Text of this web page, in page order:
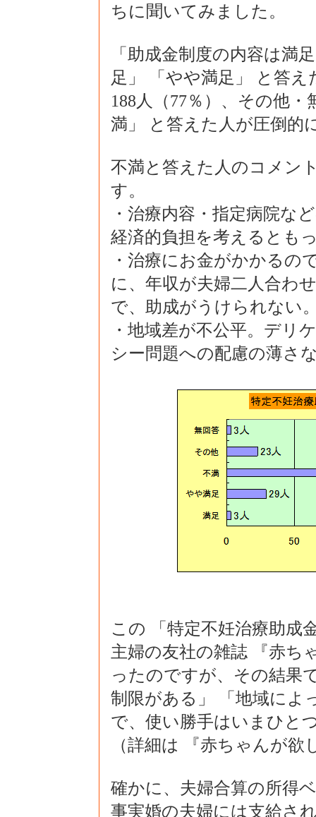
ちに聞いてみました。
「助成金制度の内容は満
足」 「やや満足」 と答え
188人（77％）、その他
満」 と答えた人が圧倒的
不満と答えた人のコメン
す。
・治療内容・指定病院な
経済的負担を考えるとも
・治療にお金がかかるの
に、年収が夫婦二人合わ
で、助成がうけられない
・地域差が不公平。デリ
シー問題への配慮の薄さ
この 「特定不妊治療助成
主婦の友社の雑誌 『赤ち
ったのですが、その結果
制限がある」 「地域によ
で、使い勝手はいまひと
（詳細は 『赤ちゃんが
確かに、夫婦合算の所得
事実婚の夫婦には支給さ